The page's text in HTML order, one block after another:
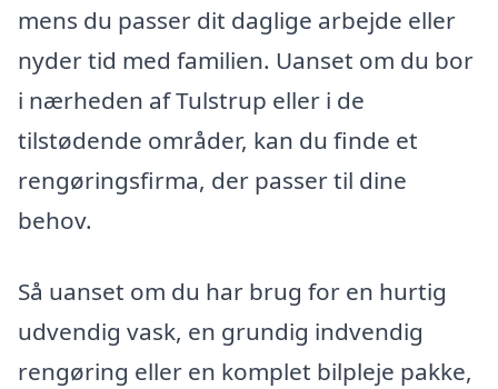
mens du passer dit daglige arbejde eller
nyder tid med familien. Uanset om du bor
i nærheden af Tulstrup eller i de
tilstødende områder, kan du finde et
rengøringsfirma, der passer til dine
behov.
Så uanset om du har brug for en hurtig
udvendig vask, en grundig indvendig
rengøring eller en komplet bilpleje pakke,